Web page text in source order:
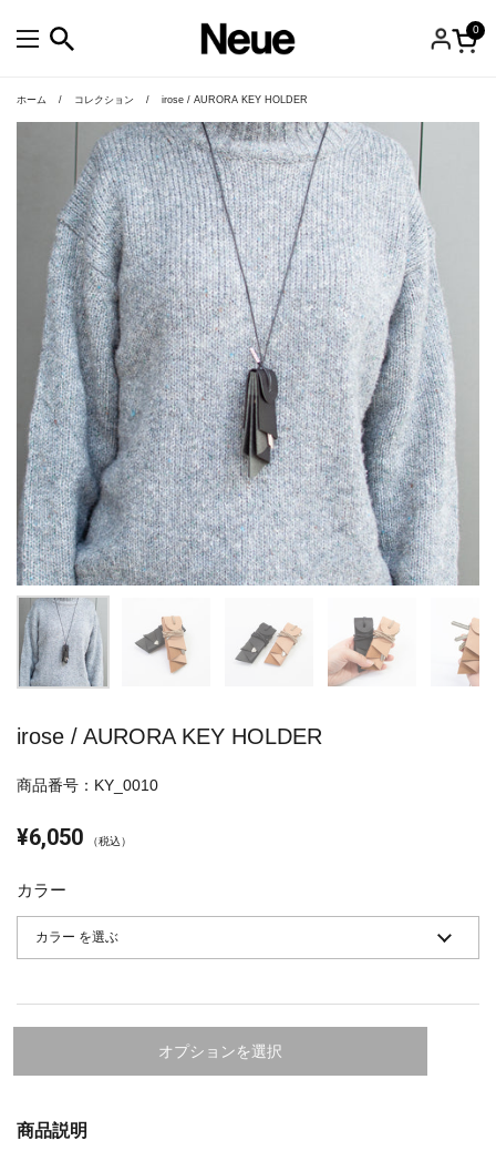
メニューを開く
カー
0
ホーム / コレクション / irose / AURORA KEY HOLDER
irose / AURORA KEY HOLDER
商品番号：KY_0010
¥6,050 （税込）
カラー
オプションを選択
商品説明